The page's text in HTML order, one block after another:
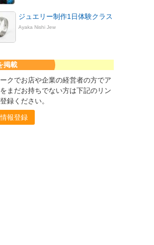
ジュエリー制作1日体験クラス
Ayaka Nishi Jew
掲載
クでお店や企業の経営者の方でア
まだお持ちでない方は下記のリン
録ください。
報登録